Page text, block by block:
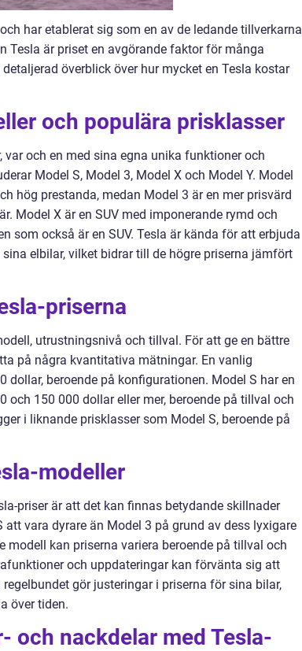
har etablerat sig som en av de ledande tillverkarna
Tesla är priset en avgörande faktor för många
överblick över hur mycket en Tesla kostar
och populära prisklasser
och en med sina egna unika funktioner och
Model S, Model 3, Model X och Model Y. Model
hög prestanda, medan Model 3 är en mer prisvärd
Model X är en SUV med imponerande rymd och
som också är en SUV. Tesla är kända för att erbjuda
elbilar, vilket bidrar till de högre priserna jämfört
priserna
utrustningsnivå och tillval. För att ge en bättre
på några kvantitativa mätningar. En vanlig
beroende på konfigurationen. Model S har en
150 000 dollar eller mer, beroende på tillval och
i liknande prisklasser som Model S, beroende på
modeller
priser är att det kan finnas betydande skillnader
vara dyrare än Model 3 på grund av dess lyxigare
modell kan priserna variera beroende på tillval och
och uppdateringar kan förvänta sig att
gör justeringar i priserna för sina bilar,
över tiden.
och nackdelar med Tesla-